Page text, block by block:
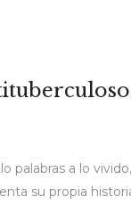
palabras a lo
su propia